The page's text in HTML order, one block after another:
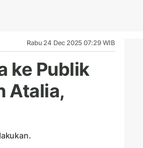
Rabu 24 Dec 2025 07:29 WIB
ke Publik
Atalia,